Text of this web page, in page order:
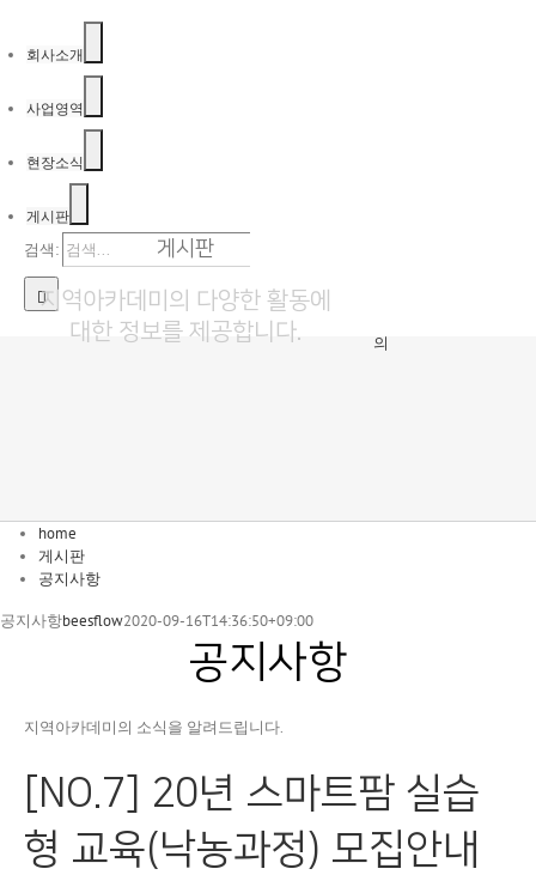
회사소개
사업영역
현장소식
게시판
검색: 게시판
지역아카데미의 다양한 활동에
대한 정보를 제공합니다.
의
home
게시판
공지사항
공지사항beesflow2020-09-16T14:36:50+09:00
공지사항
지역아카데미의 소식을 알려드립니다.
[NO.7] 20년 스마트팜 실습
형 교육(낙농과정) 모집안내